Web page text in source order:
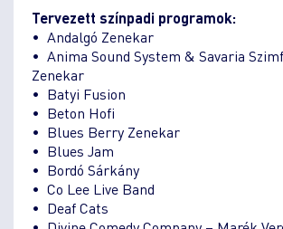
Tervezett színpadi programok:
• Andalgó Zenekar
• Anima Sound System & Savaria
Zenekar
• Batyi Fusion
• Beton Hofi
• Blues Berry Zenekar
• Blues Jam
• Bordó Sárkány
• Co Lee Live Band
• Deaf Cats